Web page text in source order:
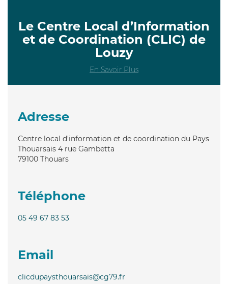
Le Centre Local d’Information
et de Coordination (CLIC) de
Louzy
En Savoir Plus
Adresse
Centre local d'information et de coordination du Pays
Thouarsais 4 rue Gambetta
79100 Thouars
Téléphone
05 49 67 83 53
Email
clicdupaysthouarsais@cg79.fr